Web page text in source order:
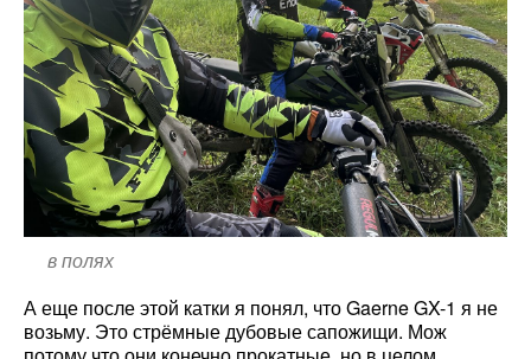
в полях
А еще после этой катки я понял, что Gaerne GX-1 я не
возьму. Это стрёмные дубовые сапожищи. Мож